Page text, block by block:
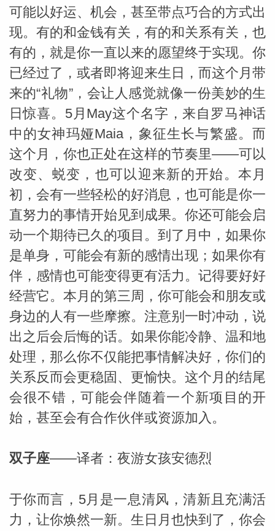
可能以好运、机会，甚至带点巧合的方式出
现。有的和金钱有关，有的和关系有关，也
有的，就是你一直以来的愿望终于实现。你
已经过了，或者即将迎来生日，而这个月带
来的“礼物”，会让人感觉就像一份美妙的生
日惊喜。5月May这个名字，来自罗马神话
中的女神玛娅Maia，象征生长与繁盛。而
这个月，你也正处在这样的节奏里——可以
改变、蜕变，也可以迎来新的开始。本月
初，会有一些轻松的好消息，也可能是你一
直努力的事情开始见到成果。你还可能会启
动一个期待已久的项目。到了月中，如果你
是单身，可能会有新的感情出现；如果你有
伴，感情也可能变得更有活力。记得要好好
经营它。本月的第三周，你可能会和朋友或
身边的人有一些摩擦。注意别一时冲动，说
出之后会后悔的话。如果你能冷静、温和地
处理，那么你不仅能把事情解决好，你们的
关系反而会更稳固、更愉快。这个月的结尾
会很不错，可能会伴随着一个新项目的开
始，甚至会有合作伙伴或资源加入。
双子座——译者：夜游女孩安德烈
于你而言，5月是一息清风，清新且充满活
力，让你焕然一新。生日月也快到了，你会